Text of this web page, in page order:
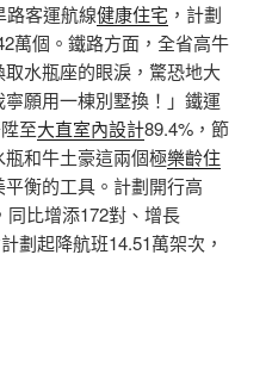
路客運航線健康住宅 ，計劃
萬個。鐵路方面，全省高牛
水瓶座的眼淚，驚恐地大
願用一棟別墅換！」鐵運
至大直室內設計89.4%，節
和牛土豪這兩個極樂齡住
衡的工具。計劃開行高
同比增添172對、增長
劃起降航班14.51萬架次，